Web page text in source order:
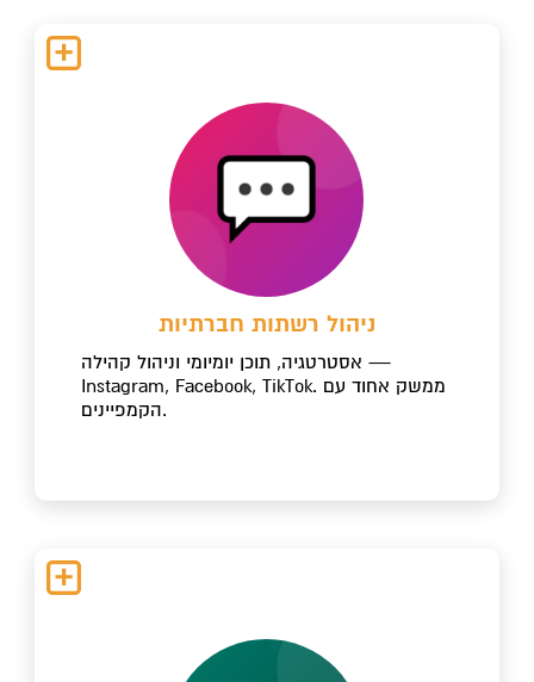
ניהול רשתות חברתיות
אסטרטגיה, תוכן יומיומי וניהול קהילה —
Instagram, Facebook, TikTok. ממשק אחוד עם
הקמפיינים.